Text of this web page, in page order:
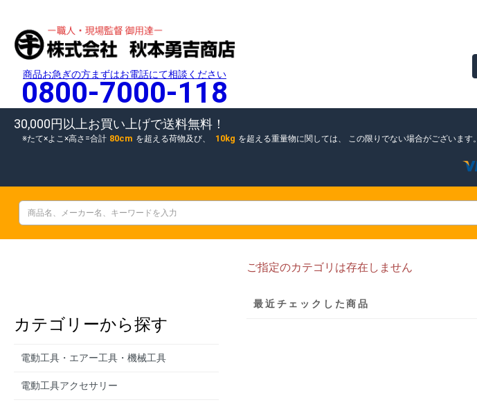
商品お急ぎの方まずはお電話にて相談ください
0800-7000-118
30,000円以上お買い上げで送料無料！
たて×よこ×高さ=合計 80cm を超える荷物及び、 10kg を超える重量物に関しては、 この限りでない場合がございます。
カテゴリーから探す
電動工具・エアー工具・機械工具
電動工具アクセサリー
ご指定のカテゴリは存在しません
最近チェックした商品